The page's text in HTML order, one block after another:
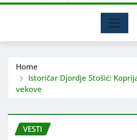
Home
Istoričar Djordje Stošić:
vekove
VESTI